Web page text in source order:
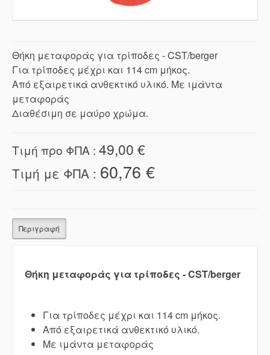
Θήκη μεταφοράς για τρίποδες - CST/berger
Για τρίποδες μέχρι και 114 cm μήκος.
Από εξαιρετικά ανθεκτικό υλικό. Με ιμάντα
μεταφοράς
Διαθέσιμη σε μαύρο χρώμα.
Τιμή προ ΦΠΑ : 49,00 €
Τιμή με ΦΠΑ : 60,76 €
Περιγραφή
Θήκη μεταφοράς για τρίποδες - CST/berger
Για τρίποδες μέχρι και 114 cm μήκος.
Από εξαιρετικά ανθεκτικό υλικό.
Με ιμάντα μεταφοράς